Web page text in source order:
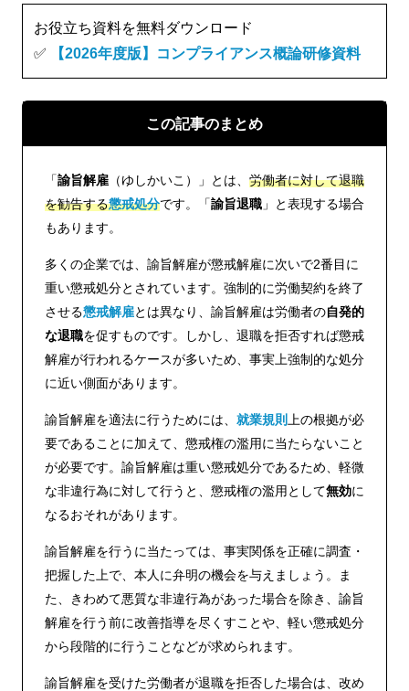
k
お役立ち資料を無料ダウンロード
✅
【2026年度版】コンプライアンス概論研修資料
この記事のまとめ
「諭旨解雇 （ゆしかいこ）」とは、 労働者に対して退職
を勧告する懲戒処分です。「諭旨退職 」と表現する場合
もあります。
多くの企業では、諭旨解雇が懲戒解雇に次いで2番目に
重い懲戒処分とされています。強制的に労働契約を終了
させる懲戒解雇とは異なり、諭旨解雇は労働者の自発的
な退職を促すものです。しかし、退職を拒否すれば懲戒
解雇が行われるケースが多いため、事実上強制的な処分
に近い側面があります。
諭旨解雇を適法に行うためには、 就業規則 上の根拠が必
要であることに加えて、懲戒権の濫用に当たらないこと
が必要です。諭旨解雇は重い懲戒処分であるため、軽微
な非違行為に対して行うと、懲戒権の濫用として無効に
なるおそれがあります。
諭旨解雇を行うに当たっては、事実関係を正確に調査・
把握した上で、本人に弁明の機会を与えましょう。ま
た、きわめて悪質な非違行為があった場合を除き、諭旨
解雇を行う前に改善指導を尽くすことや、軽い懲戒処分
から段階的に行うことなどが求められます。
諭旨解雇を受けた労働者が退職を拒否した場合は、改め